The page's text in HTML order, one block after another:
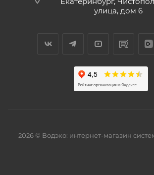
улица, дом 6
2026 © Водэко: интернет-магазин